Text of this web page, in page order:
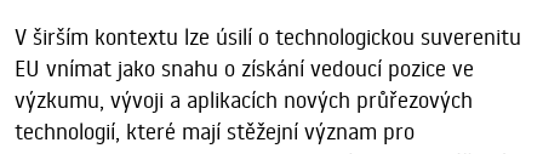
V širším kontextu lze úsilí o technologickou suverenitu
EU vnímat jako snahu o získání vedoucí pozice ve
výzkumu, vývoji a aplikacích nových průřezových
technologií, které mají stěžejní význam pro